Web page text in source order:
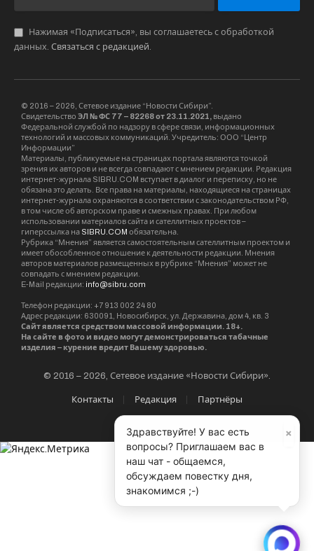
Нажимая «Подписаться», вы соглашаетесь с обработкой
данных. Связаться с редакцией.
© 2016 – 2026, Сетевое издание “Новости Сибири”.
Свидетельство ЭЛ № ФС 77 – 82268 от 23.11.2021, выдано
Федеральной службой по надзору в сфере связи, информационных
технологий и массовых коммуникаций. Учредитель: ООО “Центр
Информации”
Материалы, публикуемые на страницах портала являются точкой
зрения их авторов и не всегда совпадают с мнением редакции. Редакция
интернет-журнала SIBRU.COM вступает в диалог и переписку, но не
обязана это делать. Все права на материалы, находящиеся на страницах
интернет-журнала охраняются в соответствии с законодательством РФ,
в том числе об авторском праве и смежных правах. При любом
использовании материалов сайта и сателлитных проектов –
гиперссылка на SIBRU.COM обязательна.
Рубрика “Мнения” является самостоятельным сателлитным проектом и
имеет обособленное отношение к деятельности редакции. Мнения
авторов материалов размещенных в рубрике “Мнения” может не
совпадать с мнением редакции.
E-Mail редакции: info@sibru.com
Телефон редакции: +7 913 002 24 80
Адрес редакции: 630091, Новосибирск, ул. Державина, дом 4, кв. 3
Сайт является средством массовой информации. 18+.
На сайте в фото и видео могут демонстрироваться табачные
изделия – курение вредит Вашему здоровью.
© 2016 – 2026, Сетевое издание «Новости Сибири».
Контакты Редакция Партнёры
×
Здравствуйте! У вас есть
вопросы? Приглашаем вас в
наш чат - общаемся,
обсуждаем повестку дня,
знакомимся ;-)